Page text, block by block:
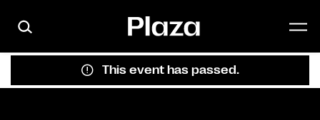
This event has passed.